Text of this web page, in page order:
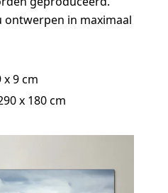
ontwerpen in maximaal
9 cm
x 180 cm